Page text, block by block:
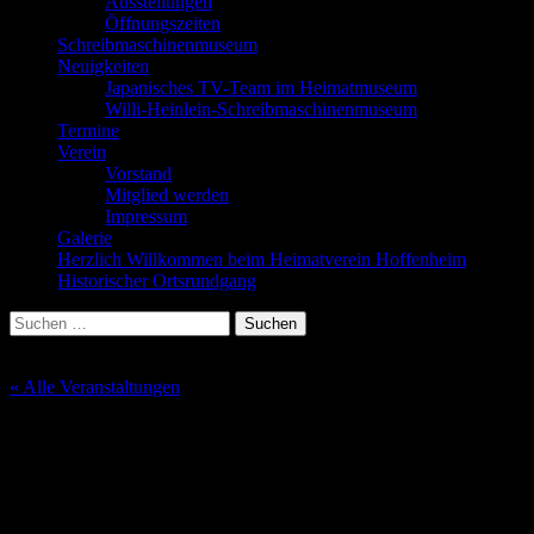
Öffnungszeiten
Schreibmaschinenmuseum
Neuigkeiten
Japanisches TV-Team im Heimatmuseum
Willi-Heinlein-Schreibmaschinenmuseum
Termine
Verein
Vorstand
Mitglied werden
Impressum
Galerie
Herzlich Willkommen beim Heimatverein Hoffenheim
Historischer Ortsrundgang
Suchen
nach:
« Alle Veranstaltungen